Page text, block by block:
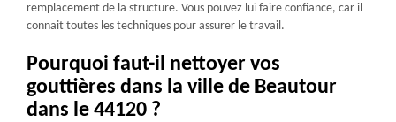
remplacement de la structure. Vous pouvez lui faire confiance, car il
connait toutes les techniques pour assurer le travail.
Pourquoi faut-il nettoyer vos
gouttières dans la ville de Beautour
dans le 44120 ?